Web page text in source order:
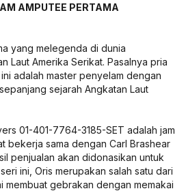
AMPUTEE PERTAMA
yang melegenda di dunia
Laut Amerika Serikat. Pasalnya pria
adalah master penyelam dengan
sejarah Angkatan Laut
01-401-7764-3185-SET adalah jam
bekerja sama dengan Carl Brashear
penjualan akan didonasikan untuk
ini, Oris merupakan salah satu dari
gebrakan dengan memakai